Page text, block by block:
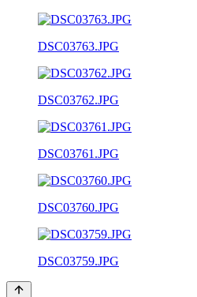
DSC03763.JPG
DSC03762.JPG
DSC03761.JPG
DSC03760.JPG
DSC03759.JPG